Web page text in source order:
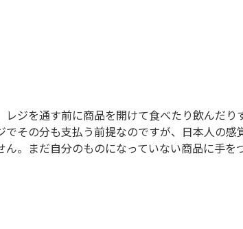
ジを通す前に商品を開けて食べたり飲んだ
でその分も支払う前提なのですが、日本人の
ん。まだ自分のものになっていない商品に手